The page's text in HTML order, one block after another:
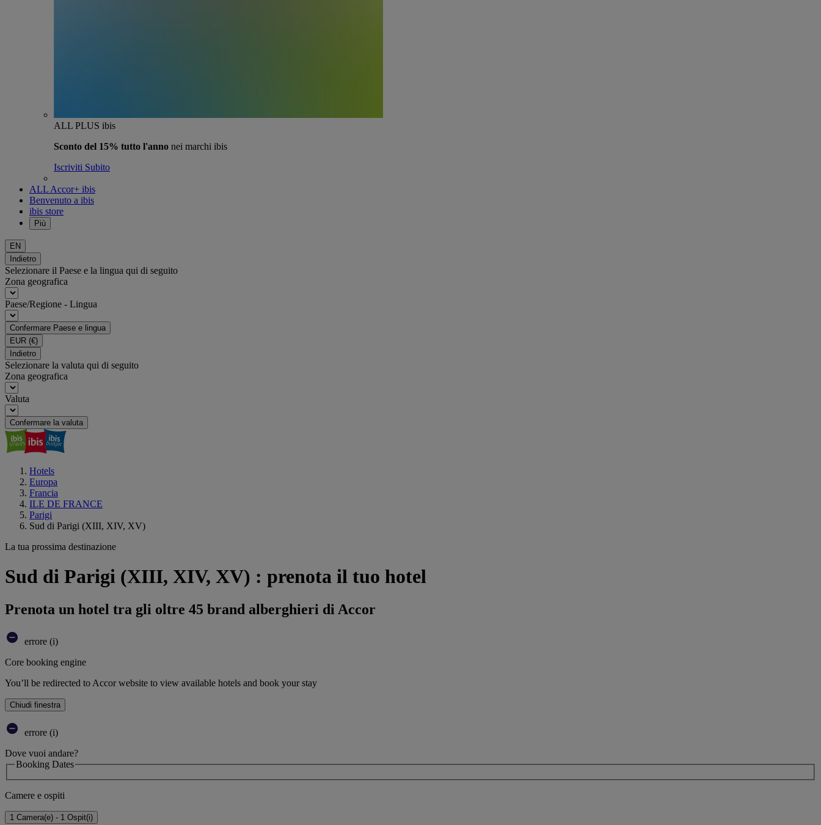
ALL PLUS ibis
Sconto del 15% tutto l'anno nei marchi ibis
Iscriviti Subito
ALL Accor+ ibis
Benvenuto a ibis
ibis store
Più
EN
Indietro
Selezionare il Paese e la lingua qui di seguito
Zona geografica
Paese/Regione - Lingua
Confermare Paese e lingua
EUR (€)
Indietro
Selezionare la valuta qui di seguito
Zona geografica
Valuta
Confermare la valuta
Hotels
Europa
Francia
ILE DE FRANCE
Parigi
Sud di Parigi (XIII, XIV, XV)
La tua prossima destinazione
Sud di Parigi (XIII, XIV, XV) : prenota il tuo hotel
Prenota un hotel tra gli oltre 45 brand alberghieri di Accor
errore (i)
Core booking engine
You’ll be redirected to Accor website to view available hotels and book your stay
Chiudi finestra
errore (i)
Dove vuoi andare?
Booking Dates
Camere e ospiti
1 Camera(e) - 1 Ospit(i)